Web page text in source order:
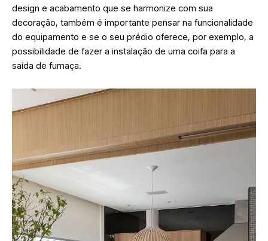
design e acabamento que se harmonize com sua
decoração, também é importante pensar na funcionalidade
do equipamento e se o seu prédio oferece, por exemplo, a
possibilidade de fazer a instalação de uma coifa para a
saída de fumaça.